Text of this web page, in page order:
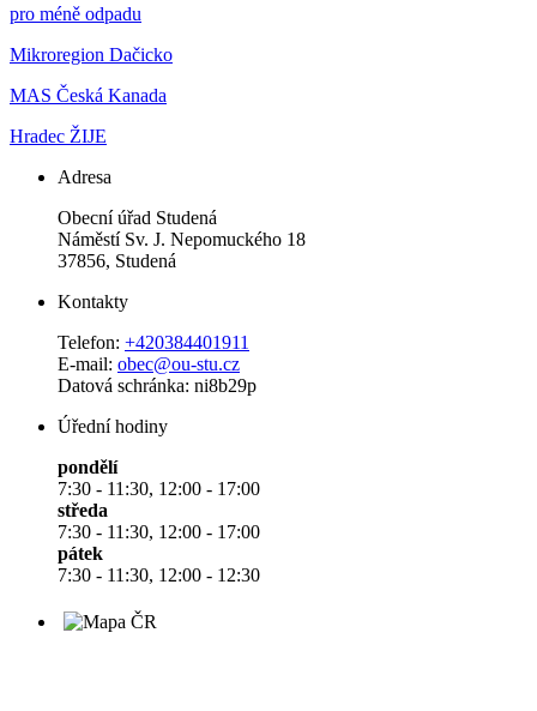
pro méně odpadu
Mikroregion Dačicko
MAS Česká Kanada
Hradec ŽIJE
Adresa
Obecní úřad Studená
Náměstí Sv. J. Nepomuckého 18
37856, Studená
Kontakty
Telefon: +420384401911
E-mail: obec@ou-stu.cz
Datová schránka: ni8b29p
Úřední hodiny
pondělí
7:30 - 11:30, 12:00 - 17:00
středa
7:30 - 11:30, 12:00 - 17:00
pátek
7:30 - 11:30, 12:00 - 12:30